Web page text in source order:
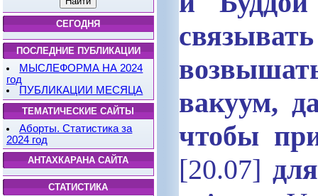
СЕГОДНЯ
ПОСЛЕДНИЕ ПУБЛИКАЦИИ
МЫСЛЕФОРМА НА 2024
год
ПУБЛИКАЦИИ МЕСЯЦА
ТЕМАТИЧЕСКИЕ САЙТЫ
Аборты. Статистика за
2024 год
АНТАХКАРАНА САЙТА
СТАТИСТИКА
вакуум,
чтобы
[20.07]